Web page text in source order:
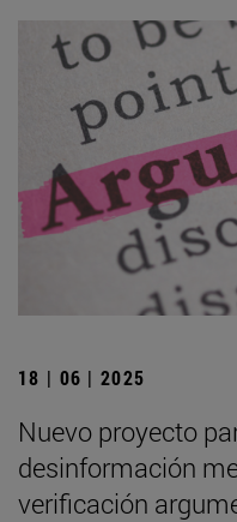
18 | 06 | 2025
Nuevo proyecto
desinformación
verificación